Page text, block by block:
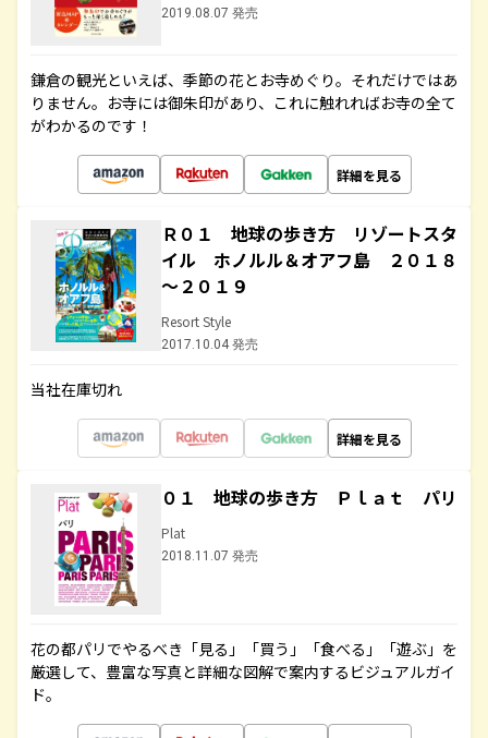
2019.08.07 発売
鎌倉の観光といえば、季節の花とお寺めぐり。それだけではあ
りません。お寺には御朱印があり、これに触れればお寺の全て
がわかるのです！
詳細を見る
Ｒ０１ 地球の歩き方 リゾートスタ
イル ホノルル＆オアフ島 ２０１８
～２０１９
Resort Style
2017.10.04 発売
当社在庫切れ
詳細を見る
０１ 地球の歩き方 Ｐｌａｔ パリ
Plat
2018.11.07 発売
花の都パリでやるべき「見る」「買う」「食べる」「遊ぶ」を
厳選して、豊富な写真と詳細な図解で案内するビジュアルガイ
ド。